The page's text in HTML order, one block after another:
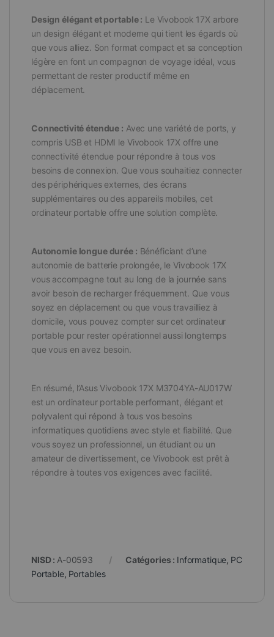
Design élégant et portable : Le Vivobook 17X arbore
un design élégant et moderne qui tient les égards où
que vous alliez. Son format compact et sa conception
légère en font un compagnon de voyage idéal, vous
permettant de rester productif même en
déplacement.
Connectivité étendue : Avec une variété de ports, y
compris USB et HDMI le Vivobook 17X offre une
connectivité étendue pour répondre à tous vos
besoins de connexion. Que vous souhaitiez connecter
des périphériques externes, des écrans
supplémentaires ou des appareils mobiles, cet
ordinateur portable offre une solution complète.
Autonomie longue durée : Bénéficiant d’une
autonomie de batterie prolongée, le Vivobook 17X
vous accompagne tout au long de la journée sans
avoir besoin de recharger fréquemment. Que vous
soyez en déplacement ou que vous travailliez à
domicile, vous pouvez compter sur cet ordinateur
portable pour rester opérationnel aussi longtemps
que vous en avez besoin.
En résumé, l’Asus Vivobook 17X M3704YA-AU017W
est un ordinateur portable performant, élégant et
polyvalent qui répond à tous vos besoins
informatiques quotidiens avec style et fiabilité. Que
vous soyez un professionnel, un étudiant ou un
amateur de divertissement, ce Vivobook est prêt à
répondre à toutes vos exigences avec facilité.
NISD : A-00593 Catégories : Informatique, PC
Portable, Portables